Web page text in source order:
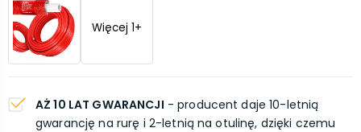
Więcej 1+
AŻ 10 LAT GWARANCJI - producent daje 10-letnią
gwarancję na rurę i 2-letnią na otulinę, dzięki czemu